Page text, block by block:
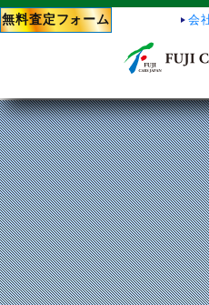
会
無料査定フォーム